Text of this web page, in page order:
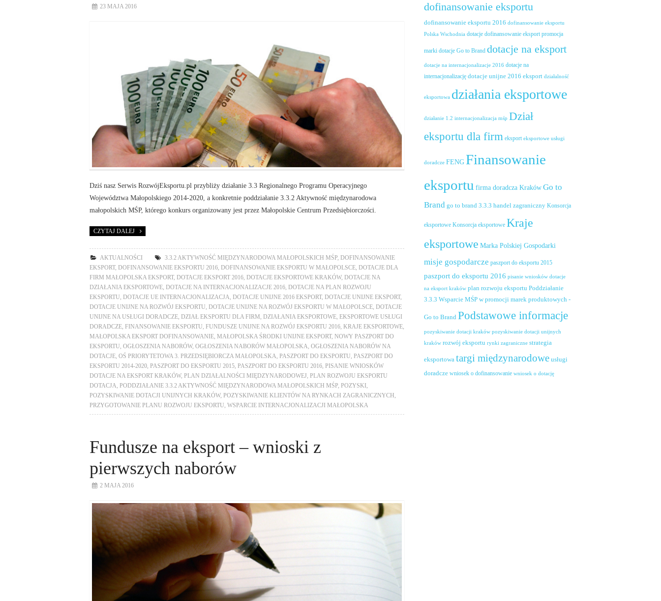
23 MAJA 2016
Dziś nasz Serwis RozwójEksportu.pl przybliży działanie 3.3 Regionalnego Programu Operacyjnego
Województwa Małopolskiego 2014-2020, a konkretnie poddziałanie 3.3.2 Aktywność międzynarodowa
małopolskich MŚP, którego konkurs organizowany jest przez Małopolskie Centrum Przedsiębiorczości.
CZYTAJ DALEJ
AKTUALNOŚCI 3.3.2 AKTYWNOŚĆ MIĘDZYNARODOWA MAŁOPOLSKICH MŚP, DOFINANSOWANIE
EKSPORT, DOFINANSOWANIE EKSPORTU 2016 DOFINANSOWANIE EKSPORTU W MAŁOPOLSCE DOTACJE DLA
FIRM MAŁOPOLSKA EKSPORT, DOTACJE EKSPORT 2016 DOTACJE EKSPORTOWE KRAKÓW, DOTACJE NA
DZIAŁANIA EKSPORTOWE DOTACJE NA INTERNACJONALIZACJE 2016 DOTACJE NA PLAN ROZWOJU
EKSPORTU DOTACJE UE INTERNACJONALIZACJA DOTACJE UNIJNE 2016 EKSPORT, DOTACJE UNIJNE EKSPORT,
DOTACJE UNIJNE NA ROZWÓJ EKSPORTU DOTACJE UNIJNE NA ROZWÓJ EKSPORTU W MAŁOPOLSCE DOTACJE
UNIJNE NA USŁUGI DORADCZE DZIAŁ EKSPORTU DLA FIRM DZIAŁANIA EKSPORTOWE EKSPORTOWE USŁUGI
DORADCZE FINANSOWANIE EKSPORTU FUNDUSZE UNIJNE NA ROZWÓJ EKSPORTU 2016 KRAJE EKSPORTOWE
MAŁOPOLSKA EKSPORT DOFINANSOWANIE MAŁOPOLSKA ŚRODKI UNIJNE EKSPORT, NOWY PASZPORT DO
EKSPORTU OGŁOSZENIA NABORÓW, OGŁOSZENIA NABORÓW MAŁOPOLSKA OGŁOSZENIA NABORÓW NA
DOTACJE OŚ PRIORYTETOWA 3. PRZEDSIĘBIORCZA MAŁOPOLSKA PASZPORT DO EKSPORTU PASZPORT DO
EKSPORTU 2014-2020 PASZPORT DO EKSPORTU 2015 PASZPORT DO EKSPORTU 2016 PISANIE WNIOSKÓW
DOTACJE NA EKSPORT KRAKÓW, PLAN DZIAŁALNOŚCI MIĘDZYNARODOWEJ PLAN ROZWOJU EKSPORTU
DOTACJA PODDZIAŁANIE 3.3.2 AKTYWNOŚĆ MIĘDZYNARODOWA MAŁOPOLSKICH MŚP POZYSKI
POZYSKIWANIE DOTACJI UNIJNYCH KRAKÓW, POZYSKIWANIE KLIENTÓW NA RYNKACH ZAGRANICZNYCH
PRZYGOTOWANIE PLANU ROZWOJU EKSPORTU WSPARCIE INTERNACJONALIZACJI MAŁOPOLSKA
Fundusze na eksport – wnioski z
pierwszych naborów
2 MAJA 2016
dofinansowanie eksportu
dofinansowanie eksportu 2016 dofinansowanie eksportu
Polska Wschodnia dotacje dofinansowanie eksport promocja
marki dotacje Go to Brand dotacje na eksport
dotacje na internacjonalizacje 2016 dotacje na
internacjonalizację dotacje unijne 2016 eksport działalność
eksportowa działania eksportowe
działanie 1.2 internacjonalizacja mśp Dział
eksportu dla firm eksport eksportowe usługi
doradcze FENG Finansowanie
eksportu firma doradcza KrakówGo to
Brand go to brand 3.3.3 handel zagraniczny Konsorcja
eksportowe Konsorcja eksportowe Kraje
eksportowe Marka Polskiej Gospodarki
misje gospodarcze paszport do eksportu 2015
paszport do eksportu 2016 pisanie wniosków dotacje
na eksport kraków plan rozwoju eksportu Poddziałanie
3.3.3 Wsparcie MŚP w promocji marek produktowych -
Go to Brand Podstawowe informacje
pozyskiwanie dotacji kraków pozyskiwanie dotacji unijnych
kraków rozwój eksportu rynki zagraniczne strategia
eksportowa targi międzynarodowe usługi
doradcze wniosek o dofinansowanie wniosek o dotację